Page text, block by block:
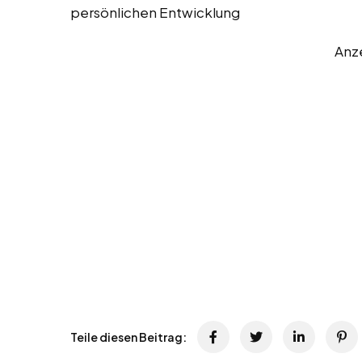
persönlichen Entwicklung
Teile diesen Beitrag: